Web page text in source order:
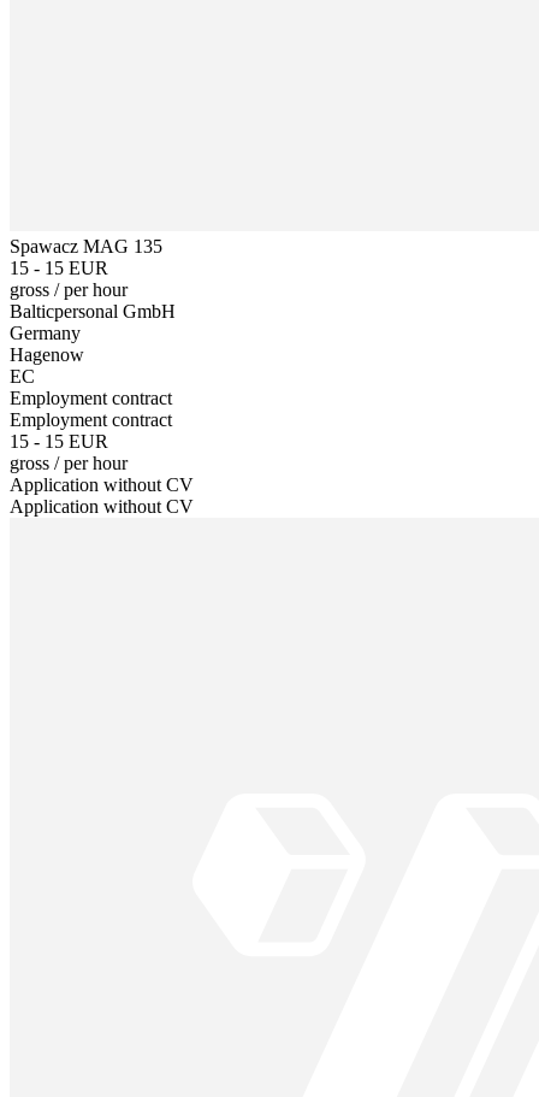
Spawacz MAG 135
15 - 15 EUR
gross /per hour
Balticpersonal GmbH
Germany
Hagenow
EC
Employment contract
Employment contract
15 - 15 EUR
gross /per hour
Application without CV
Application without CV